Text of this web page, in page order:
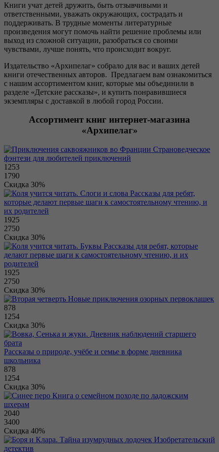
Книги учат детей дружить, быть отзывчивыми и
ответственными, уважать окружающих, сострадать и
поддерживать. В трудные моменты литературные
произведения могут помочь найти решение проблемы или
выход из сложной ситуации, разобраться со своими
чувствами, лучше понять, что происходит вокруг.
Издательство «Архипелаг» собрало для вас и ваших детей
книги отечественных авторов. Предлагаем вам ознакомиться
с нашим ассортиментом книг, которые мы объединили в
разделе «Детские рассказы», и купить понравившиеся
экземпляры с доставкой в любой город России.
Ассортимент книг интернет-магазина
«Архипелаг»
Страноведческое
фэнтези для любителей приключений
1253
1790
Скидка 30%
Рассказы для ребят,
которые делают первые шаги к самостоятельному чтению, и
их родителей
1925
2750
Скидка 30%
Рассказы для ребят, которые
делают первые шаги к самостоятельному чтению, и их
родителей
1925
2750
Скидка 30%
Новые приключения озорных первоклашек
878
1254
Скидка 30%
Рассказы о природе, учёбе и семье в форме дневника
школьника
878
1254
Скидка 30%
Книга о семейном походе по ладожским
шхерам
2040
3400
Скидка 40%
Изобретательский
детектив